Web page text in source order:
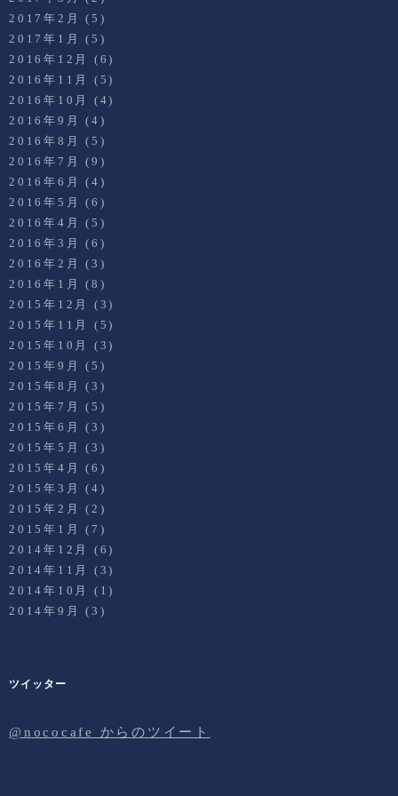
2017年2月
(5)
2017年1月
(5)
2016年12月
(6)
2016年11月
(5)
2016年10月
(4)
2016年9月
(4)
2016年8月
(5)
2016年7月
(9)
2016年6月
(4)
2016年5月
(6)
2016年4月
(5)
2016年3月
(6)
2016年2月
(3)
2016年1月
(8)
2015年12月
(3)
2015年11月
(5)
2015年10月
(3)
2015年9月
(5)
2015年8月
(3)
2015年7月
(5)
2015年6月
(3)
2015年5月
(3)
2015年4月
(6)
2015年3月
(4)
2015年2月
(2)
2015年1月
(7)
2014年12月
(6)
2014年11月
(3)
2014年10月
(1)
2014年9月
(3)
ツイッター
@nococafe からのツイート